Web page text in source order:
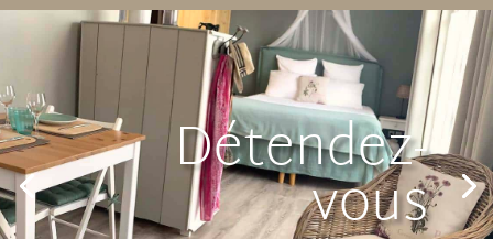
Détendez-
vous